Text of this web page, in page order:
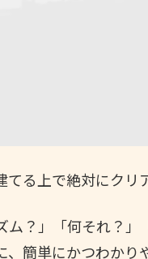
てる上で絶対にクリ
ム？」「何それ？」
簡単にかつわかり